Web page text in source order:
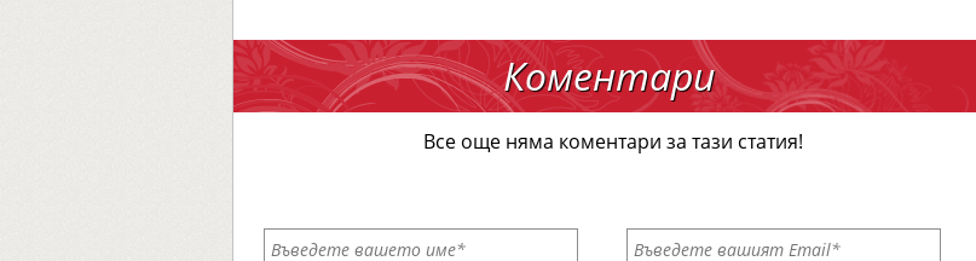
Коментари
Все още няма коментари за тази статия!